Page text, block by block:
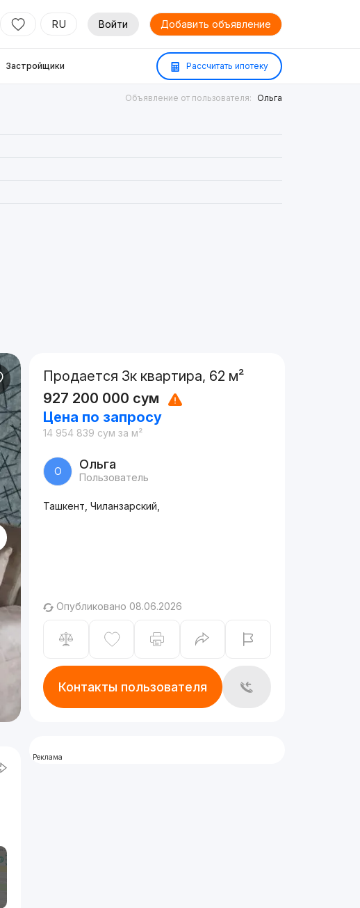
RU Войти Добавить объявление
Застройщики Рассчитать ипотеку
Объявление от пользователя: Ольга
Продается 3к квартира, 62 м²
927 200 000 сум
Цена по запросу
14 954 839 сум за м²
О Ольга
Пользователь
Ташкент, Чиланзарский,
Опубликовано 08.06.2026
Контакты пользователя
Реклама